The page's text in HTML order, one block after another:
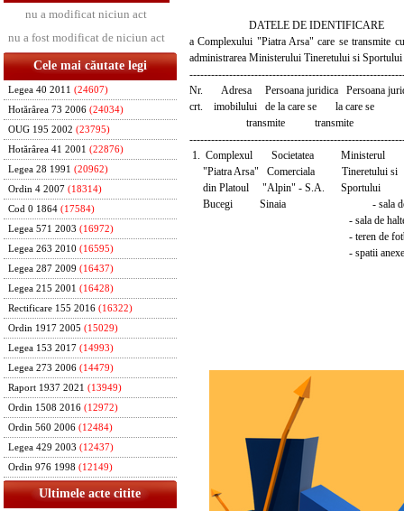
nu a modificat niciun act
nu a fost modificat de niciun act
Cele mai căutate legi
Legea 40 2011 (24607)
Hotărârea 73 2006 (24034)
OUG 195 2002 (23795)
Hotărârea 41 2001 (22876)
Legea 28 1991 (20962)
Ordin 4 2007 (18314)
Cod 0 1864 (17584)
Legea 571 2003 (16972)
Legea 263 2010 (16595)
Legea 287 2009 (16437)
Legea 215 2001 (16428)
Rectificare 155 2016 (16322)
Ordin 1917 2005 (15029)
Legea 153 2017 (14993)
Legea 273 2006 (14479)
Raport 1937 2021 (13949)
Ordin 1508 2016 (12972)
Ordin 560 2006 (12484)
Legea 429 2003 (12437)
Ordin 976 1998 (12149)
Ultimele acte citite
DATELE DE IDENTIFICARE
a Complexului "Piatra Arsa" care se transmite
administrarea Ministerului Tineretului si Sportului
Nr. Adresa Persoana juridica Persoana
crt. imobilului de la care se la care
transmite transmite
1. Complexul Societatea Ministerul -
"Piatra Arsa" Comerciala Tineretului si -
din Platoul "Alpin" - S.A. Sportului -
Bucegi Sinaia - sala de
- sala de
- teren de
- spatii